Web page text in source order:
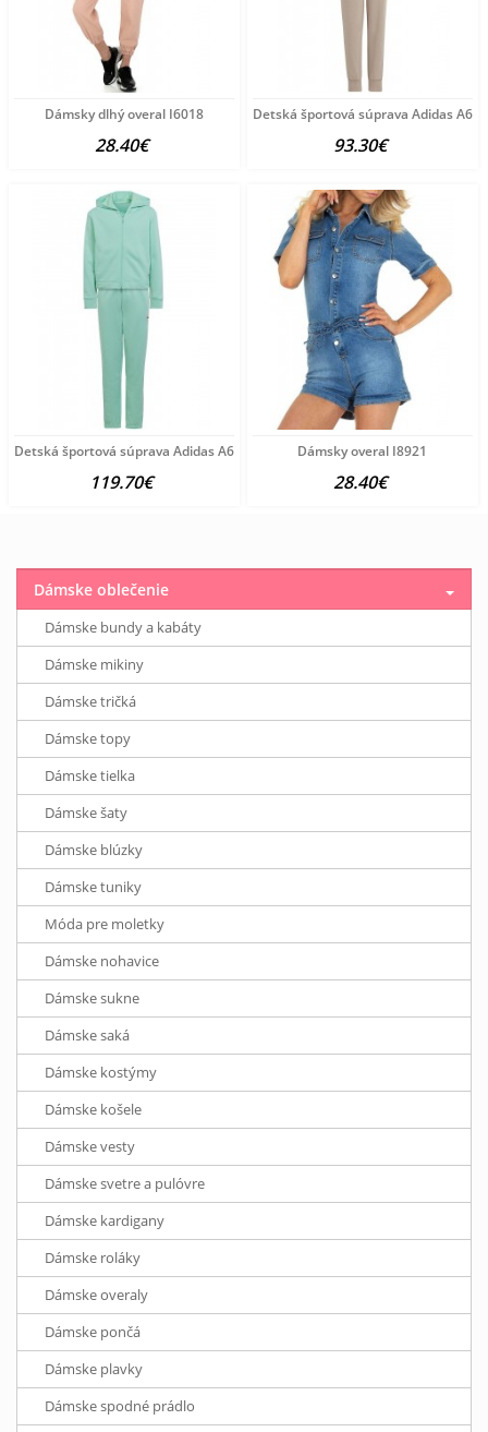
Dámsky dlhý overal I6018
28.40€
Detská športová súprava Adidas
93.30€
Detská športová súprava Adidas A6534
119.70€
Dámsky overal I8921
28.40€
Dámske oblečenie
Dámske bundy a kabáty
Dámske mikiny
Dámske tričká
Dámske topy
Dámske tielka
Dámske šaty
Dámske blúzky
Dámske tuniky
Móda pre moletky
Dámske nohavice
Dámske sukne
Dámske saká
Dámske kostýmy
Dámske košele
Dámske vesty
Dámske svetre a pulóvre
Dámske kardigany
Dámske roláky
Dámske overaly
Dámske pončá
Dámske plavky
Dámske spodné prádlo